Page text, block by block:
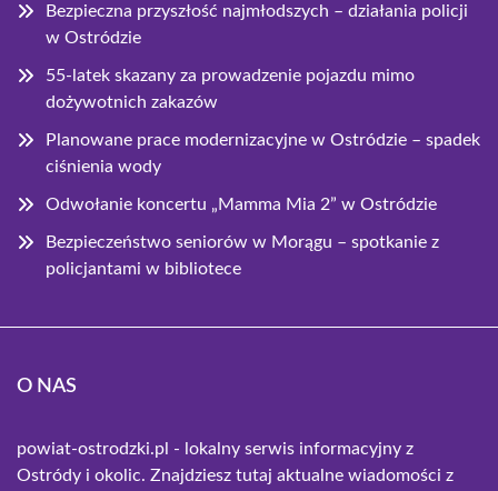
Bezpieczna przyszłość najmłodszych – działania policji
w Ostródzie
55-latek skazany za prowadzenie pojazdu mimo
dożywotnich zakazów
Planowane prace modernizacyjne w Ostródzie – spadek
ciśnienia wody
Odwołanie koncertu „Mamma Mia 2” w Ostródzie
Bezpieczeństwo seniorów w Morągu – spotkanie z
policjantami w bibliotece
O NAS
powiat-ostrodzki.pl - lokalny serwis informacyjny z
Ostródy i okolic. Znajdziesz tutaj aktualne wiadomości z